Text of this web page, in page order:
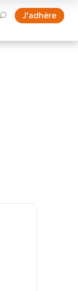
U J'adhère